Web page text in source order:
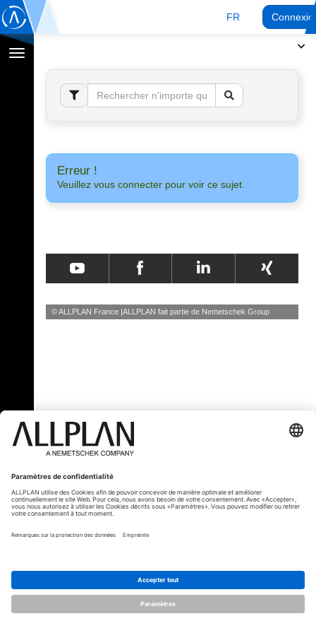
FR
Afficher
Erreur !
Veuillez vous connecter pour voir ce sujet.
© ALLPLAN France ALLPLAN fait partie de Nemetschek Group